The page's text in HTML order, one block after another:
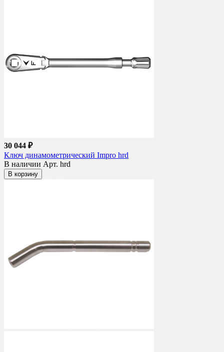
30 044 ₽
Ключ динамометрический Impro hrd
В наличии Арт. hrd
В корзину